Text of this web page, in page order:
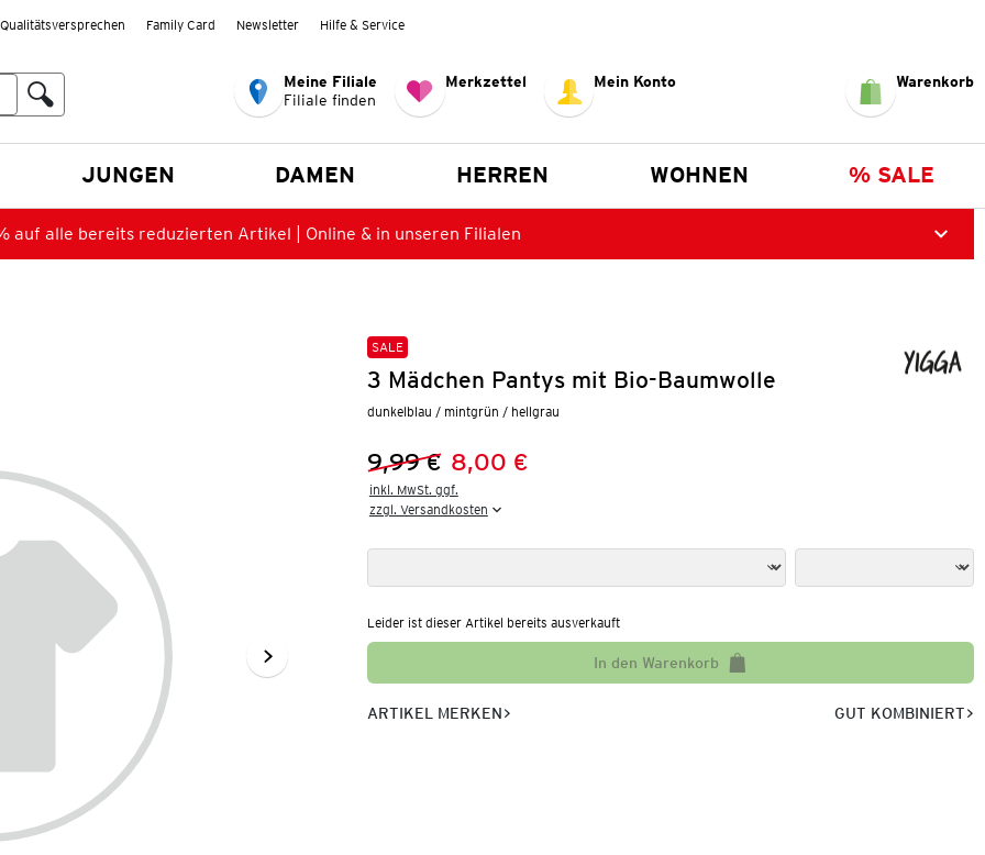
Qualitätsversprechen Family Card Newsletter Hilfe & Service
Meine Filiale
Filiale finden
Merkzettel Mein Konto Warenkorb
JUNGEN DAMEN HERREN WOHNEN % SALE
auf alle bereits reduzierten Artikel | Online & in unseren Filialen
SALE
3 Mädchen Pantys mit Bio-Baumwolle
dunkelblau / mintgrün / hellgrau
Vorheriger Preis:
9,99 €
Neuer Preis:
8,00 €
inkl. MwSt. ggf.
zzgl. Versandkosten
Leider ist dieser Artikel bereits ausverkauft
In den Warenkorb
ARTIKEL MERKEN GUT KOMBINIERT